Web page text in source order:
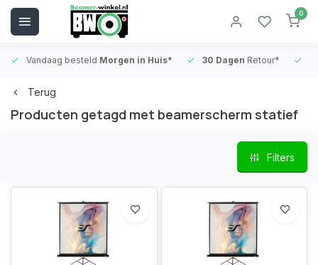
0
Vandaag besteld Morgen in Huis* 30 Dagen Retour*
Terug
Producten getagd met beamerscherm statief
Filters